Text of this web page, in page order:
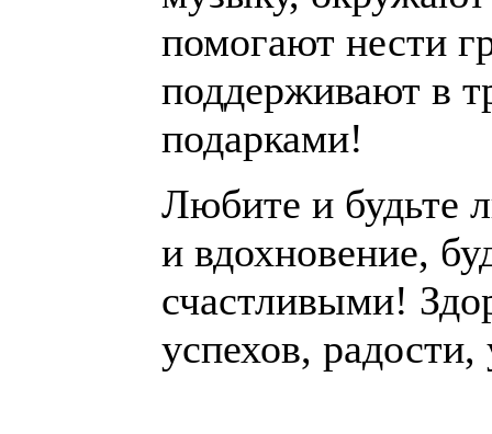
помогают нести
поддерживают в
подарками!
Любите и будьте
и вдохновение,
счастливыми!
успехов,